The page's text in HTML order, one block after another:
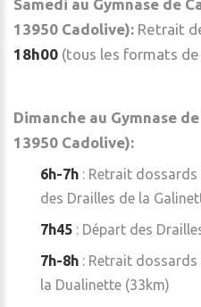
Samedi au Gymnase de
13950 Cadolive): Retrait
18h00 (tous les formats
Dimanche au Gymnase
13950 Cadolive):
6h-7h : Retrait
des Drailles de la
7h45 : Départ des
7h-8h : Retrait
la Dualinette (33km)